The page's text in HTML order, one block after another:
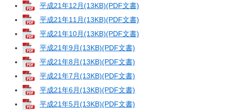
平成21年12月(13KB)(PDF文書)
平成21年11月(13KB)(PDF文書)
平成21年10月(13KB)(PDF文書)
平成21年9月(13KB)(PDF文書)
平成21年8月(13KB)(PDF文書)
平成21年7月(13KB)(PDF文書)
平成21年6月(13KB)(PDF文書)
平成21年5月(13KB)(PDF文書)